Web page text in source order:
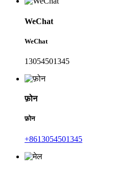
WeChat
WeChat
13054501345
फ़ोन
फ़ोन
+8613054501345